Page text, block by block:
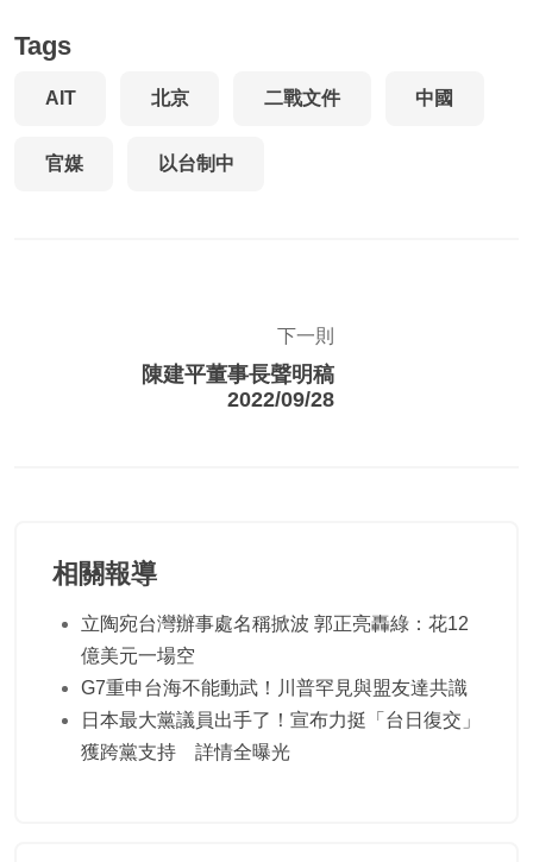
Tags
AIT 北京 二戰文件 中國
官媒 以台制中
下一則
陳建平董事長聲明稿
2022/09/28
相關報導
立陶宛台灣辦事處名稱掀波 郭正亮轟綠：花12
億美元一場空
G7重申台海不能動武！川普罕見與盟友達共識
日本最大黨議員出手了！宣布力挺「台日復交」
獲跨黨支持 詳情全曝光